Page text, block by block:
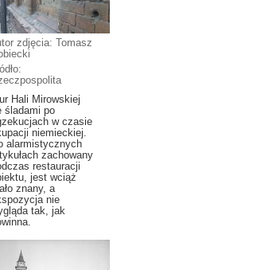
zdjęcia: Tomasz
Hali Mirowskiej
śladami po
w czasie
niemieckiej.
alarmistycznych
zachowany
restauracji
jest wciąż
znany, a
nie
tak, jak